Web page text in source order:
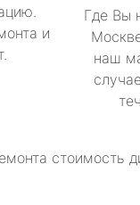
и
Где Вы
наш
стоимость